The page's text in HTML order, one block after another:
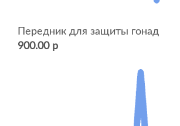
Передник для защиты гонад
900.00 р